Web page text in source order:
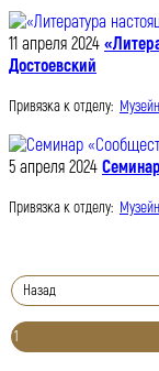
11 апреля 2024
Достоевский
Привязка к отделу:
5 апреля 2024
Привязка к отделу:
Назад
1